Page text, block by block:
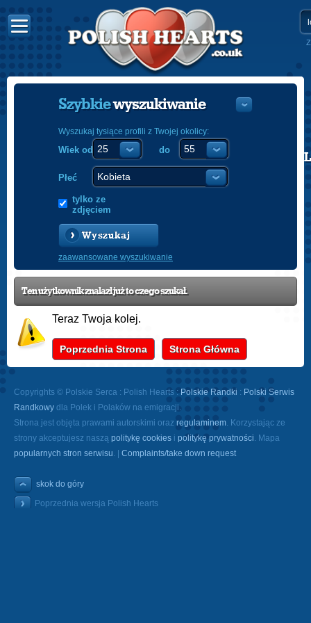
POLISH
Szybkiewyszukiwanie
Wyszukaj tysiące profili z Twojej okolicy:
Wiek od do
Płeć
tylko ze
zdjęciem
Wyszukaj
zaawansowane wyszukiwanie
Ten użytkownik znalazł już to czego szukał.
Teraz Twoja kolej.
Poprzednia Strona Strona Główna
Copyrights © Polskie Serca : Polish Hearts : Polskie Randki : Polski Serwis
Randkowy dla Polek i Polaków na emigracji.
Strona jest objęta prawami autorskimi oraz regulaminem. Korzystając ze
strony akceptujesz naszą politykę cookies i politykę prywatności. Mapa
popularnych stron serwisu. | Complaints/take down request
skok do góry
Poprzednia wersja Polish Hearts